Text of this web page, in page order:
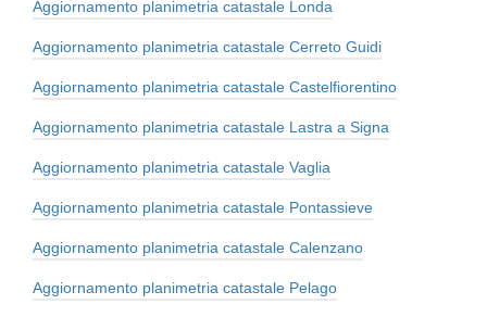
Aggiornamento planimetria catastale Londa
Aggiornamento planimetria catastale Cerreto Guidi
Aggiornamento planimetria catastale Castelfiorentino
Aggiornamento planimetria catastale Lastra a Signa
Aggiornamento planimetria catastale Vaglia
Aggiornamento planimetria catastale Pontassieve
Aggiornamento planimetria catastale Calenzano
Aggiornamento planimetria catastale Pelago